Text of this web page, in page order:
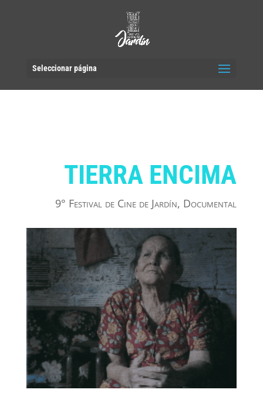
Seleccionar página
TIERRA ENCIMA
9° Festival de Cine de Jardín, Documental